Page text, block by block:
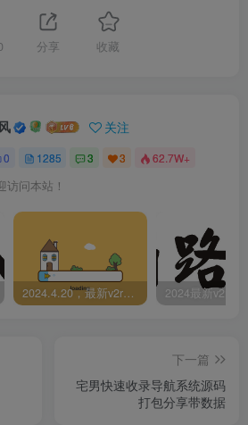
分享 收藏
关注
0 1285 3 3 62.7W+
访问本站！
2024.4.20，最新v2ray节点免费分享-附ss/vmess节点订阅
下一篇
宅男快速收录导航系统源码
打包分享带数据